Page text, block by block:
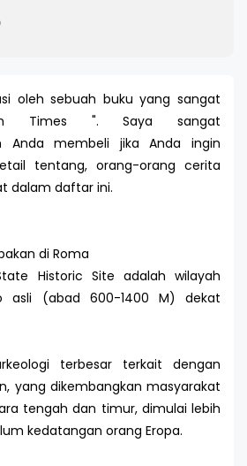
oleh sebuah buku yang sangat
Times ". Saya sangat
Anda membeli jika Anda ingin
tentang, orang-orang cerita
dalam daftar ini.
di Roma
Historic Site adalah wilayah
asli (abad 600-1400 M) dekat
terbesar terkait dengan
yang dikembangkan masyarakat
tengah dan timur, dimulai lebih
kedatangan orang Eropa.